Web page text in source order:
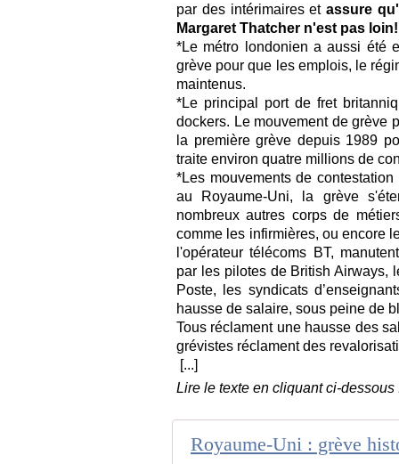
par des intérimaires etassure
Margaret Thatcher n'est pas loin!
*Le métro londonien a aussi été
grève pour que les emplois, le
maintenus.
*Le principal port de fret
dockers. Le mouvement de grève
la première grève depuis 1989
traite environ quatre millions de
*Les mouvements de
au Royaume-Uni, la grève
nombreux autres corps de
comme les infirmières, ou encore
l'opérateur télécoms BT,
par les pilotes de British Airways,
Poste, les syndicats
hausse de salaire, sous peine de
Tous réclament une hausse des
grévistes réclament des
[...]
Lire le texte en cliquant ci-dessous